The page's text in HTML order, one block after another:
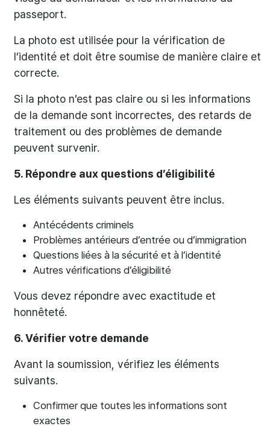
passeport.
La photo est utilisée pour la vérification de
l’identité et doit être soumise de manière claire et
correcte.
Si la photo n’est pas claire ou si les informations
de la demande sont incorrectes, des retards de
traitement ou des problèmes de demande
peuvent survenir.
5. Répondre aux questions d’éligibilité
Les éléments suivants peuvent être inclus.
Antécédents criminels
Problèmes antérieurs d’entrée ou d’immigration
Questions liées à la sécurité et à l’identité
Autres vérifications d’éligibilité
Vous devez répondre avec exactitude et
honnêteté.
6. Vérifier votre demande
Avant la soumission, vérifiez les éléments
suivants.
Confirmer que toutes les informations sont
exactes